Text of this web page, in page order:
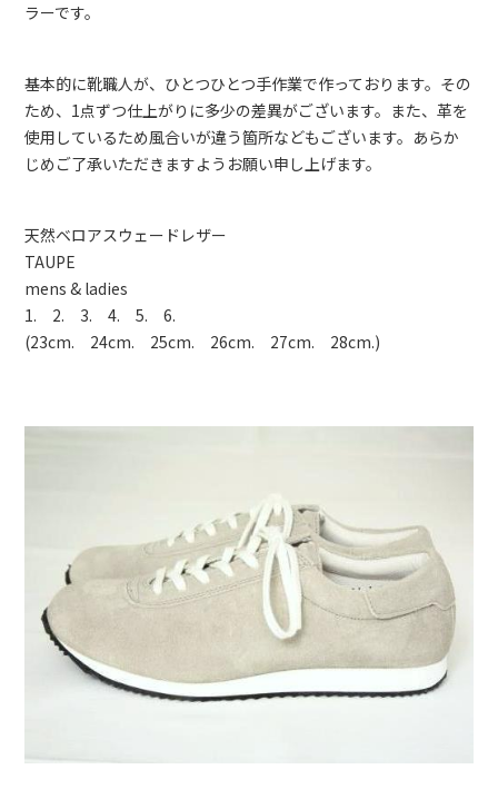
ラーです。
基本的に靴職人が、ひとつひとつ手作業で作っております。その
ため、1点ずつ仕上がりに多少の差異がございます。また、革を
使用しているため風合いが違う箇所などもございます。あらか
じめご了承いただきますようお願い申し上げます。
天然ベロアスウェードレザー
TAUPE
mens & ladies
1. 2. 3. 4. 5. 6.
(23cm. 24cm. 25cm. 26cm. 27cm. 28cm.)